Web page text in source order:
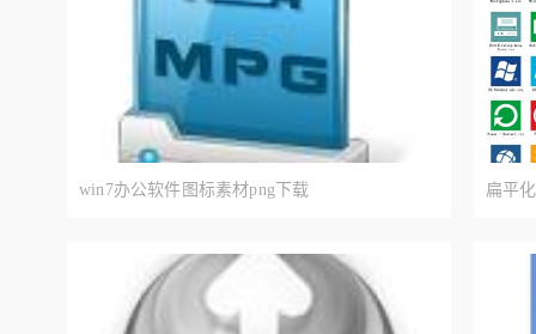
win7办公软件图标素材png下载 扁平